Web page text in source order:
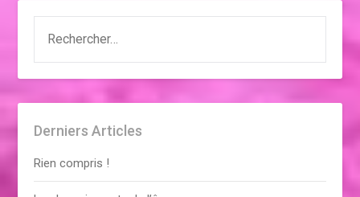
Derniers Articles
Rien compris !